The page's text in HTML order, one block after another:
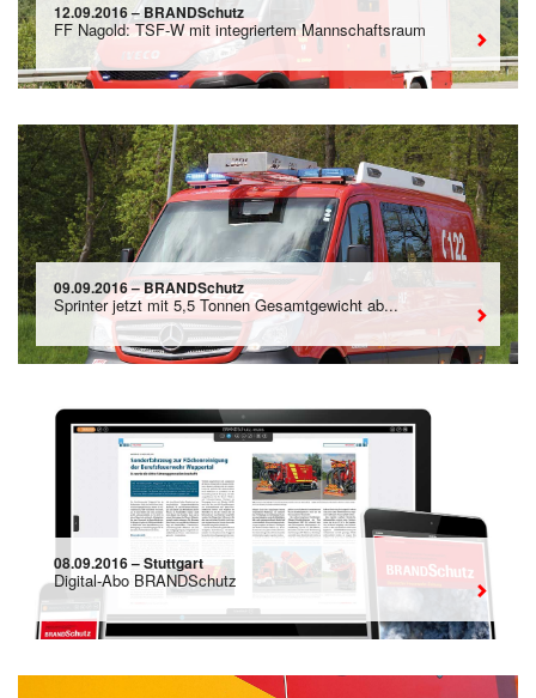
12.09.2016 – BRANDSchutz
FF Nagold: TSF-W mit integriertem Mannschaftsraum
09.09.2016 – BRANDSchutz
Sprinter jetzt mit 5,5 Tonnen Gesamtgewicht ab...
08.09.2016 – Stuttgart
Digital-Abo BRANDSchutz